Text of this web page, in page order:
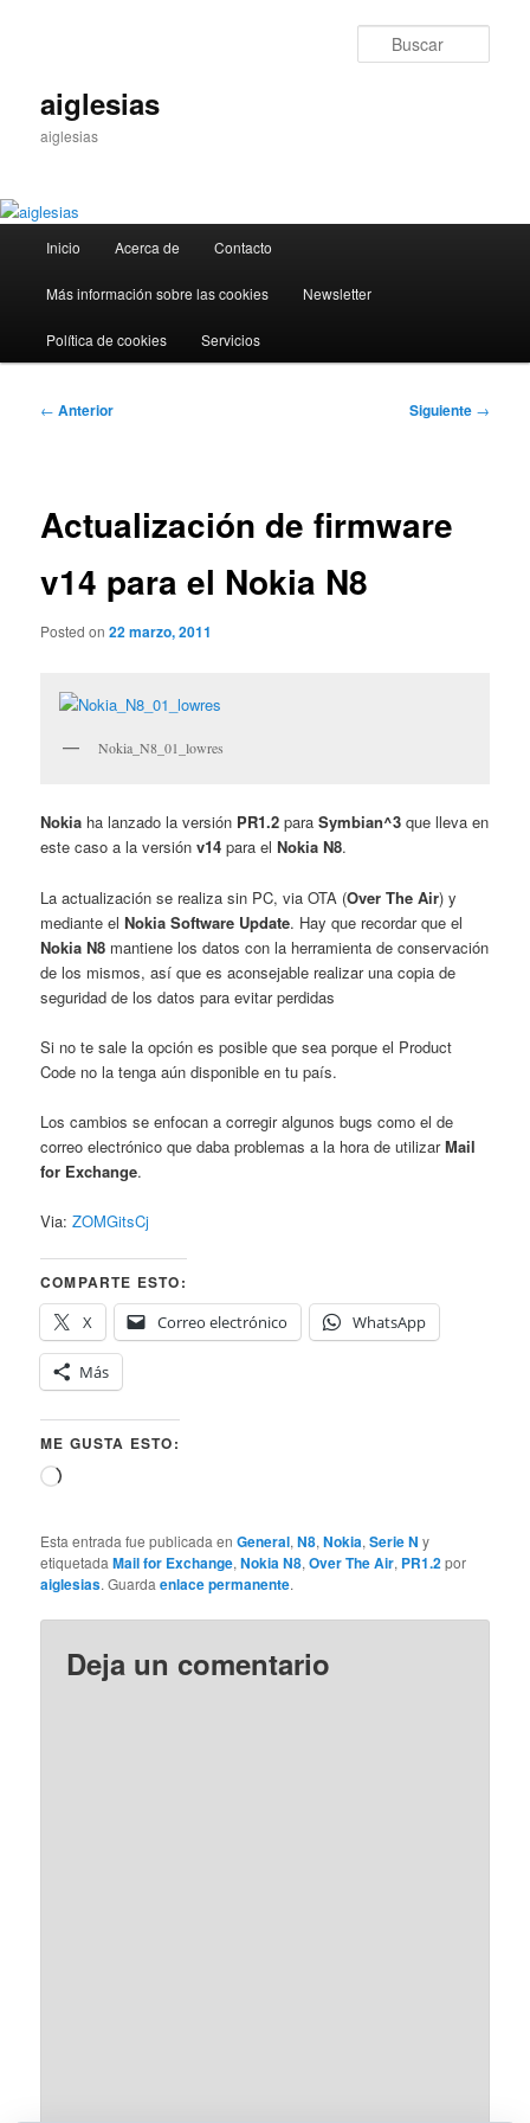
aiglesias
aiglesias
principal
Inicio Acerca de Contacto
Más información sobre las cookies Newsletter
Política de cookies Servicios
Navegación
← Anterior Siguiente →
Actualización de firmware
v14 para el Nokia N8
Posted on22 marzo, 2011
Nokia_N8_01_lowres
Nokia ha lanzado la versión PR1.2 paraSymbian^3 que lleva en
este caso a la versiónv14 para elNokia N8.
La actualización se realiza sin PC, via OTA (Over The Air) y
mediante elNokia Software Update. Hay que recordar que el
Nokia N8 mantiene los datos con la herramienta de conservación
de los mismos, así que es aconsejable realizar una copia de
seguridad de los datos para evitar perdidas
Si no te sale la opción es posible que sea porque el Product
Code no la tenga aún disponible en tu país.
Los cambios se enfocan a corregir algunos bugs como el de
correo electrónico que daba problemas a la hora de utilizarMail
for Exchange.
Via:ZOMGitsCj
COMPARTE ESTO:
X
Correo electrónico WhatsApp
Más
ME GUSTA ESTO:
Cargando...
Esta entrada fue publicada enGeneral,N8,Nokia,Serie N y
etiquetadaMail for Exchange,Nokia N8,Over The Air, PR1.2por
aiglesias. Guardaenlace permanente.
Deja un comentario